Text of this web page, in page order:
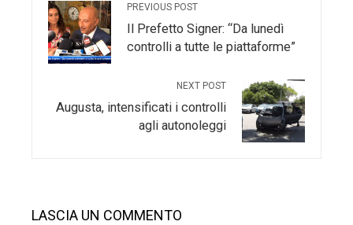
PREVIOUS POST
Il Prefetto Signer: “Da lunedì
controlli a tutte le piattaforme”
NEXT POST
Augusta, intensificati i controlli
agli autonoleggi
LASCIA UN COMMENTO